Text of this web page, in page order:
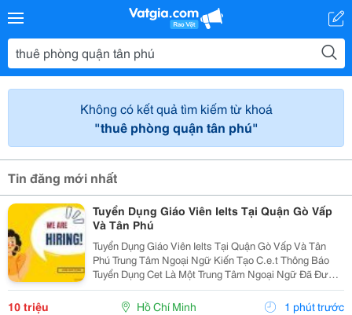
Không có kết quả tìm kiếm từ khoá
"thuê phòng quận tân phú"
Tin đăng mới nhất
Tuyển Dụng Giáo Viên Ielts Tại Quận Gò Vấp
Và Tân Phú
Tuyển Dụng Giáo Viên Ielts Tại Quận Gò Vấp Và Tân
Phú Trung Tâm Ngoại Ngữ Kiến Tạo C.e.t Thông Báo
Tuyển Dụng Cet Là Một Trung Tâm Ngoại Ngữ Đã Được
Thành Lập 16 Năm Chuyên Về Chương Trình Anh Văn
Học Thuật Ielts &Ndash; Toefl Ibt. Trung Tâm...
10 triệu Hồ Chí Minh 1 phút trước